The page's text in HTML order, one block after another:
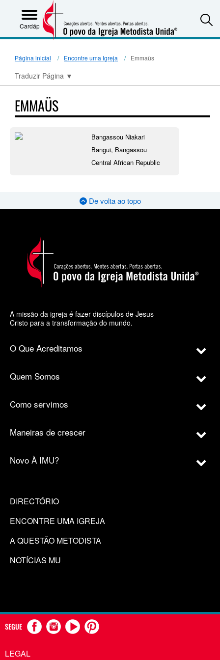
Cardápio
Página inicial Encontre uma Igreja Emmaüs
Traduzir Página ▼
EMMAÜS
Bangassou Niakari
Bangui, Bangassou
Central African Republic
De volta ao topo
A missão da igreja é fazer discípulos de Jesus
Cristo para a transformação do mundo.
O Que Acreditamos
Quem Somos
Como servimos
Maneiras de crescer
Novo À IMU?
DIRECTÓRIO
ENCONTRE UMA IGREJA
A QUESTÃO METODISTA
NOTÍCIAS MU
SEGUE
LEGAL